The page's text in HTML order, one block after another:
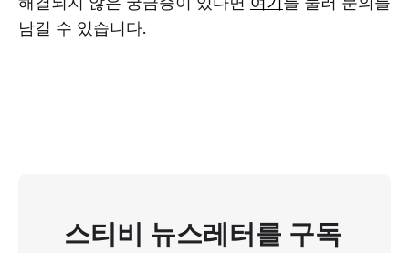
해결되지 않은 궁금증이 있다면 여기 를 눌러 문의를
남길 수 있습니다.
스티비 뉴스레터를 구독